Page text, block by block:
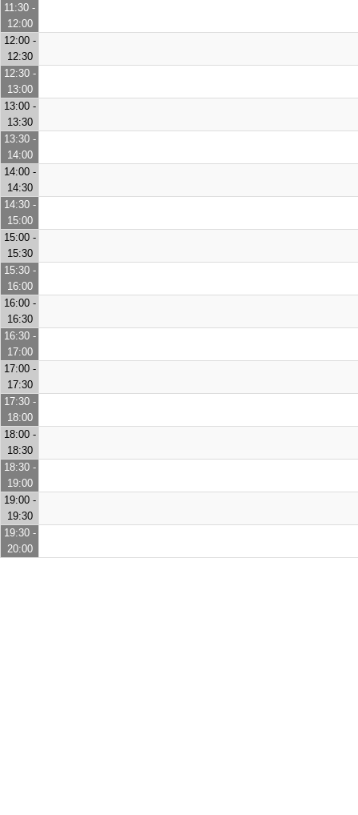
11:30 -
12:00
12:00 -
12:30
12:30 -
13:00
13:00 -
13:30
13:30 -
14:00
14:00 -
14:30
14:30 -
15:00
15:00 -
15:30
15:30 -
16:00
16:00 -
16:30
16:30 -
17:00
17:00 -
17:30
17:30 -
18:00
18:00 -
18:30
18:30 -
19:00
19:00 -
19:30
19:30 -
20:00